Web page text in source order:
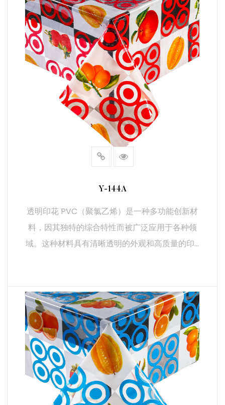
Y-144A
透明印花 PVC（聚氯乙烯）是一种多功能创新材
料，因其独特的综合特性而被广泛应用于各种领
域。这种材料具有清晰透明的外观和高质量的印...
阅读更多